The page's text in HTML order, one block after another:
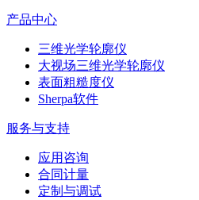
产品中心
三维光学轮廓仪
大视场三维光学轮廓仪
表面粗糙度仪
Sherpa软件
服务与支持
应用咨询
合同计量
定制与调试